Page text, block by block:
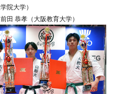
院大学）
恭孝（大阪教育大学）